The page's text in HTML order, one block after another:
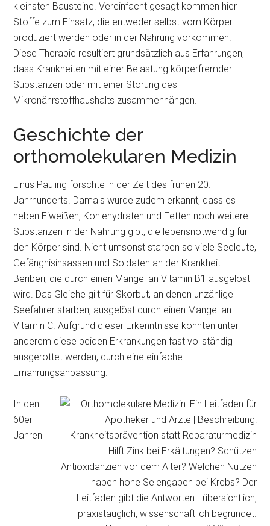
kleinsten Bausteine. Vereinfacht gesagt kommen hier
Stoffe zum Einsatz, die entweder selbst vom Körper
produziert werden oder in der Nahrung vorkommen.
Diese Therapie resultiert grundsätzlich aus Erfahrungen,
dass Krankheiten mit einer Belastung körperfremder
Substanzen oder mit einer Störung des
Mikronährstoffhaushalts zusammenhängen.
Geschichte der
orthomolekularen Medizin
Linus Pauling forschte in der Zeit des frühen 20.
Jahrhunderts. Damals wurde zudem erkannt, dass es
neben Eiweißen, Kohlehydraten und Fetten noch weitere
Substanzen in der Nahrung gibt, die lebensnotwendig für
den Körper sind. Nicht umsonst starben so viele Seeleute,
Gefängnisinsassen und Soldaten an der Krankheit
Beriberi, die durch einen Mangel an Vitamin B1 ausgelöst
wird. Das Gleiche gilt für Skorbut, an denen unzählige
Seefahrer starben, ausgelöst durch einen Mangel an
Vitamin C. Aufgrund dieser Erkenntnisse konnten unter
anderem diese beiden Erkrankungen fast vollständig
ausgerottet werden, durch eine einfache
Ernährungsanpassung.
In den
60er
Jahren